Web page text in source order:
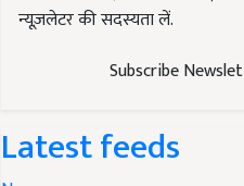
न्यूज़लेटर की सदस्यता लें.
Subscribe
Latest feeds